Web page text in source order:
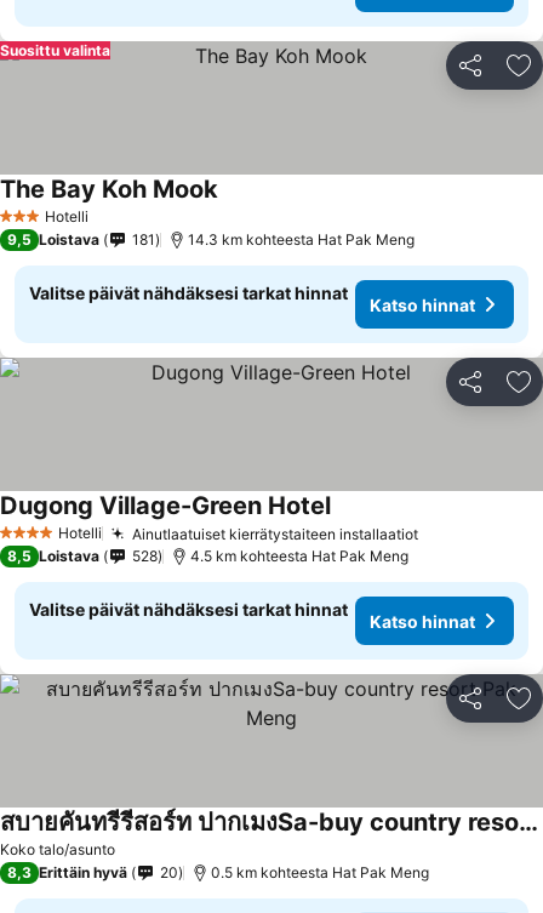
Jaa
Suosittu valinta
3 Tähtiluokitus
Hotelli
The Bay Koh Mook
9,5 Loistava 181 14.3 km kohteesta Hat Pak Meng
Valitse päivät nähdäksesi tarkat hinnat
Katso hinnat
Jaa
4 Tähtiluokitus
Hotelli Ainutlaatuiset kierrätystaiteen installaatiot
Dugong Village-Green Hotel
8,5 Loistava 528 4.5 km kohteesta Hat Pak Meng
Valitse päivät nähdäksesi tarkat hinnat
Katso hinnat
Jaa
Koko talo/asunto
สบายคันทรีรีสอร์ท ปากเมงSa-buy country resort Pak Meng
8,3 Erittäin hyvä 20 0.5 km kohteesta Hat Pak Meng